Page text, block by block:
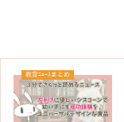
教育ﾆｭｰｽまとめ